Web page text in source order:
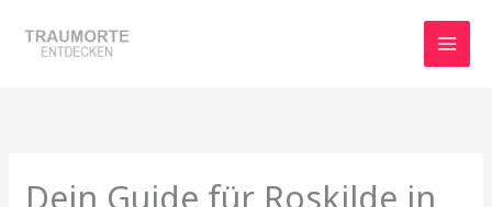
Inhalt
Dein Guide für Roskilde in